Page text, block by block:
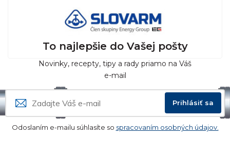
To najlepšie do Vašej pošty
Novinky, recepty, tipy a rady priamo na Váš
e-mail
Prihlásiť sa
Odoslaním e-mailu súhlasíte so spracovaním osobných údajov.